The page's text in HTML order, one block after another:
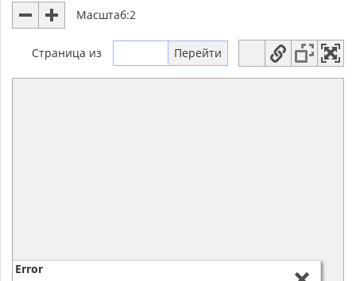
Масштаб:2
Страница из
Error